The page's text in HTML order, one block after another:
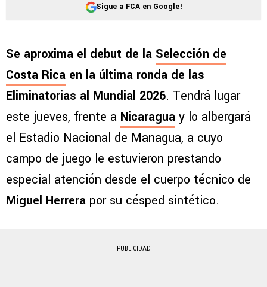
Sigue a FCA en Google!
Se aproxima el debut de la Selección de
Costa Rica en la última ronda de las
Eliminatorias al Mundial 2026. Tendrá lugar
este jueves, frente a Nicaragua y lo albergará
el Estadio Nacional de Managua, a cuyo
campo de juego le estuvieron prestando
especial atención desde el cuerpo técnico de
Miguel Herrera por su césped sintético.
PUBLICIDAD